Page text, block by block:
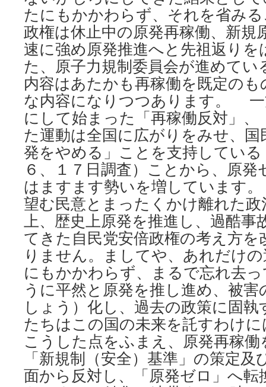
たにもかかわらず、それを省み
政権は休止中の原発再稼働、新規
速に強め原発推進へと先祖返り
た、原子力規制委員会が進めてい
内容はあたかも再稼働を既定の
な内容になりつつあります。 一
にして始まった「再稼働反対」
た運動は全国に広がりをみせ、
発をやめる」ことを支持してい
６、１７日調査）ことから、原
はますます勢いを増しています
望む民意とまったくかけ離れた
上、歴史上原発を推進し、過酷事
てきた自民党安倍政権の考え方
りません。ましてや、あれだけ
にもかかわらず、まるで忘れ去
うに平然と原発を推し進め、被
しょう）化し、過去の政策に固
たちはこの国の未来を託すわけ
こうした点をふまえ、原発再稼
「新規制（安全）基準」の策定
面から反対し、「原発ゼロ」へ転